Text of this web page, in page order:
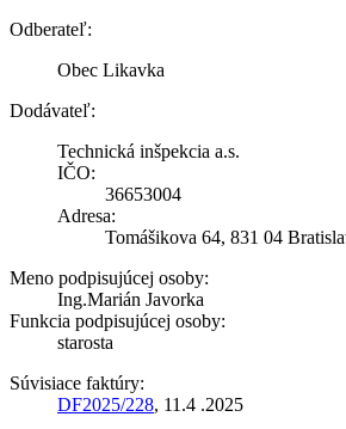
Odberateľ:
Obec Likavka
Dodávateľ:
Technická inšpekcia a.s.
IČO:
36653004
Adresa:
Tomášikova 64, 831 04
Meno podpisujúcej osoby:
Ing.Marián Javorka
Funkcia podpisujúcej osoby:
starosta
Súvisiace faktúry:
DF2025/228, 11.4 .2025